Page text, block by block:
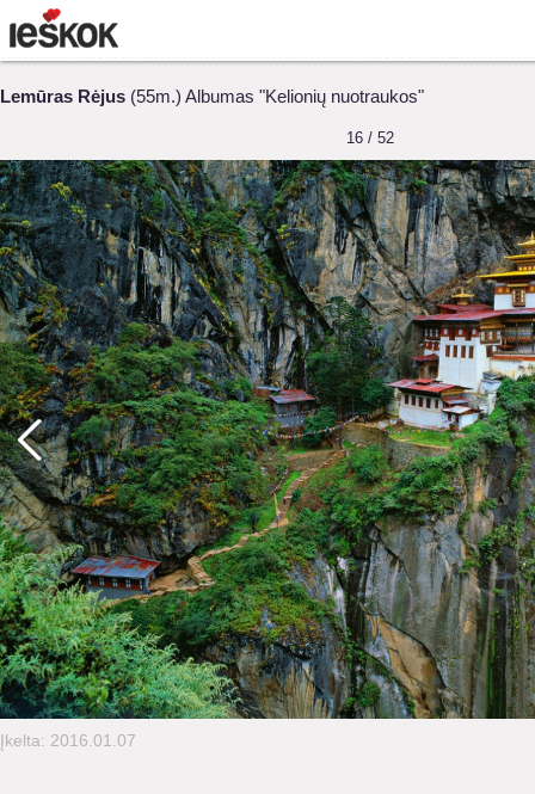
Lemūras Rėjus (55m.) Albumas "Kelionių nuotraukos"
16 / 52
Įkelta: 2016.01.07